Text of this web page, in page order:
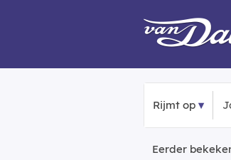
Rijmt op
Eerder